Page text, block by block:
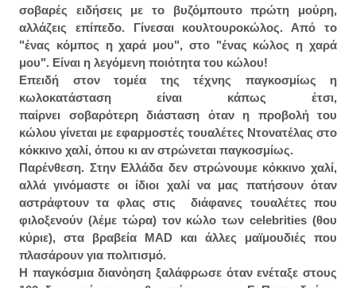
σοβαρές ειδήσεις με το βυζόμπουτο πρώτη μούρη,
αλλάζεις επίπεδο. Γίνεσαι κουλτουροκώλος. Από το
"ένας κόμπος η χαρά μου", στο "ένας κώλος η χαρά
μου". Είναι η λεγόμενη ποιότητα του κώλου!
Επειδή στον τομέα της τέχνης παγκοσμίως η
κωλοκατάσταση είναι κάπως έτσι,
παίρνει σοβαρότερη διάσταση όταν η προβολή του
κώλου γίνεται με εφαρμοστές τουαλέτες Ντονατέλας στο
κόκκινο χαλί, όπου κι αν στρώνεται παγκοσμίως.
Παρένθεση. Στην Ελλάδα δεν στρώνουμε κόκκινο χαλί,
αλλά γινόμαστε οι ίδιοι χαλί να μας πατήσουν όταν
αστράφτουν τα φλας στις διάφανες τουαλέτες που
φιλοξενούν (λέμε τώρα) τον κώλο των celebrities (θου
κύριε), στα βραβεία MAD και άλλες μαϊμουδιές που
πλασάρουν για πολιτισμό.
Η παγκόσμια διανόηση ξαλάφρωσε όταν ενέταξε στους